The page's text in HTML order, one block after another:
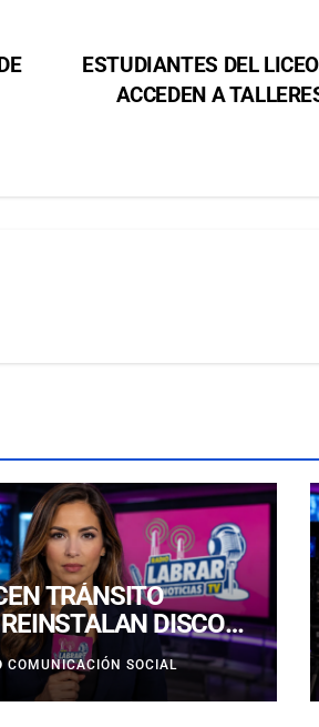
ESTUDIANTES DEL
ACCEDEN A
TRÁNSITO
DISCO
AVANCE DE OBRAS
FLORES CON
COMUNICACIÓN SOCIAL